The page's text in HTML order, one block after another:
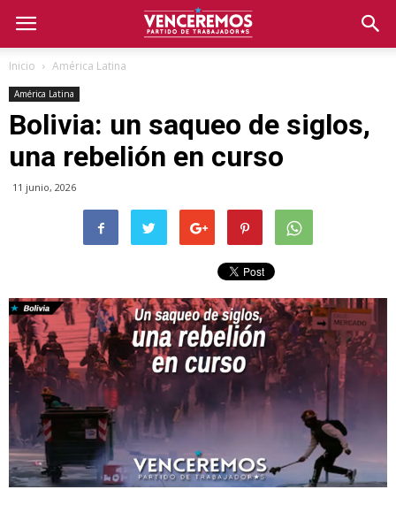
Inicio América Latina
América Latina
Bolivia: un saqueo de siglos,
una rebelión en curso
11 junio, 2026